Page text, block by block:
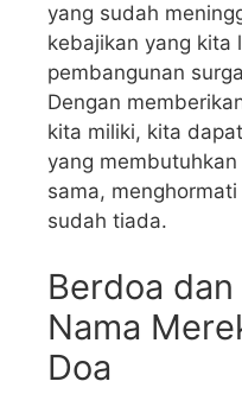
yang sudah
kebajikan yang kita
pembangunan
Dengan
kita miliki, kita
yang
sama,
sudah tiada.
Berdoa
Nama
Doa